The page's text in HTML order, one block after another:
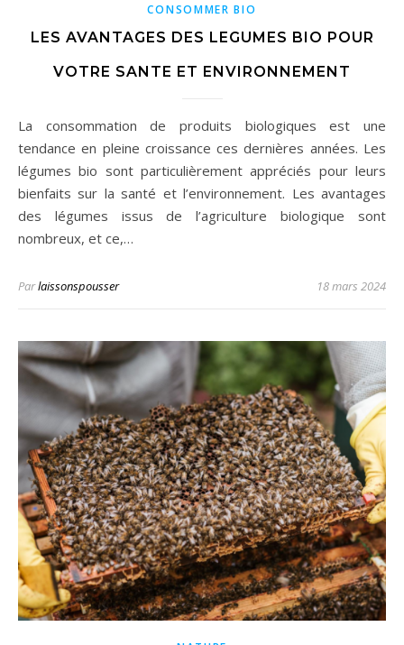
CONSOMMER BIO
LES AVANTAGES DES LEGUMES BIO POUR
VOTRE SANTE ET ENVIRONNEMENT
La consommation de produits biologiques est une
tendance en pleine croissance ces dernières années. Les
légumes bio sont particulièrement appréciés pour leurs
bienfaits sur la santé et l’environnement. Les avantages
des légumes issus de l’agriculture biologique sont
nombreux, et ce,…
Parlaissonspousser 18 mars 2024